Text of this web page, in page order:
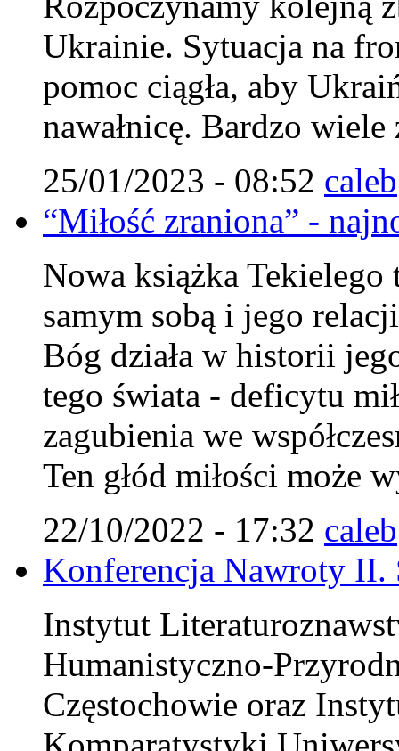
Ukrainie. Sytuacja na
pomoc ciągła, aby
nawałnicę. Bardzo
25/01/2023 - 08:52 caleb
“Miłość zraniona” -
Nowa książka Tekielego
samym sobą i jego
Bóg działa w historii
tego świata - deficytu
zagubienia we
Ten głód miłości może
22/10/2022 - 17:32 caleb
Konferencja Nawroty II.
Instytut
Humanistyczno-
Częstochowie oraz